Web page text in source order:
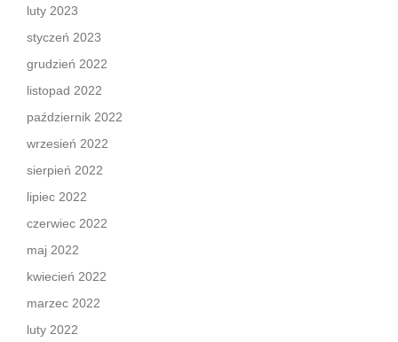
luty 2023
styczeń 2023
grudzień 2022
listopad 2022
październik 2022
wrzesień 2022
sierpień 2022
lipiec 2022
czerwiec 2022
maj 2022
kwiecień 2022
marzec 2022
luty 2022